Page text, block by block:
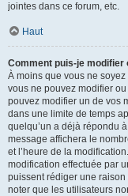
jointes dans ce forum, etc.
Haut
Comment puis-je modifier
À moins que vous ne
vous ne pouvez modifier
pouvez modifier un de vos
dans une limite de temps
quelqu’un a déjà répondu
message affichera le
et l’heure de la
modification effectuée par
puissent rédiger une
noter que les utilisateurs